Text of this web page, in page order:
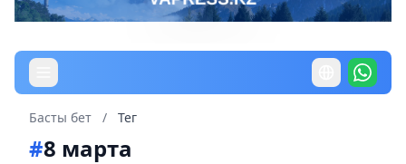
Басты бет / Тег
#8 марта